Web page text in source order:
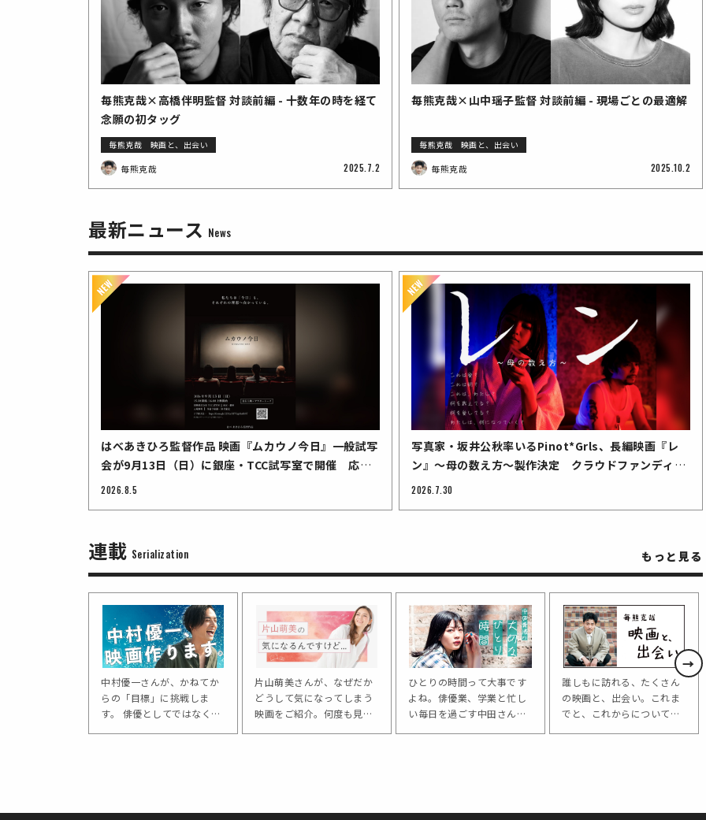
毎熊克哉×高橋伴明監督 対談前編 - 十数年の時を経て
念願の初タッグ
毎熊克哉 映画と、出会い
毎熊克哉 2025.7.2
毎熊克哉×山中瑶子監督 対談前編 - 現場ごとの最適解
毎熊克哉 映画と、出会い
毎熊克哉 2025.10.2
最新ニュース News
はべあきひろ監督作品 映画『ムカウノ今日』一般試写
会が9月13日（日）に銀座・TCC試写室で開催 応募
受付中
2026.8.5
写真家・坂井公秋率いるPinot*Grls、長編映画『レ
ン』〜母の数え方〜製作決定 クラウドファンディン
グが7月28日スタート
2026.7.30
連載 Serialization もっと見る
中村優一さんが、かねてか
らの「目標」に挑戦しま
す。 俳優としてではなく、
片山萌美さんが、なぜだか
どうして気になってしまう
映画をご紹介。何度も見て
ひとりの時間って大事です
よね。俳優業、学業と忙し
い毎日を過ごす中田さんの
誰しもに訪れる、たくさん
の映画と、出会い。これま
でと、これからについて、
→